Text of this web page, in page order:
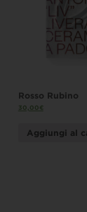
Rosso Rubino
30,00€
Aggiungi al